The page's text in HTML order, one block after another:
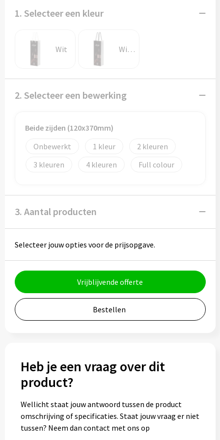
Geschenksets
Merken
Notaboekjes
Zelfklevende memo's
Notablokken
Eten & drinken
Drinkflessen
Thermosflessen
Glazen
Lunchboxen
Snoep
1. Selecteer een kleur
Wit Wit/Zwart
2. Selecteer een bewerking
Beide zijden (120x370mm)
Onbewerkt
1
2
3
4 Full colour
3. Aantal producten
Selecteer jouw opties voor de prijsopgave.
Vrijblijvende offerte
Bestellen
Heb je een vraag over dit
product?
Wellicht staat jouw antwoord tussen de product
omschrijving of specificaties. Staat jouw vraag er niet
tussen? Neem dan contact met ons op